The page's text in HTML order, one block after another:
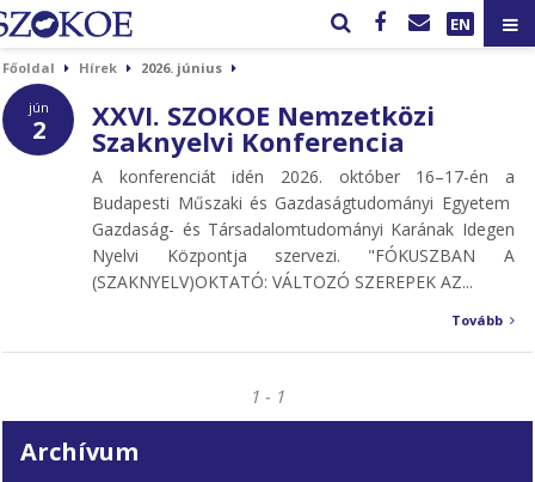
EN
Főoldal Hírek 2026. június
jún
2 XXVI. SZOKOE Nemzetközi
Szaknyelvi Konferencia
A konferenciát idén 2026. október 16–17-én a
Budapesti Műszaki és Gazdaságtudományi Egyetem
Gazdaság- és Társadalomtudományi Karának Idegen
Nyelvi Központja szervezi. "FÓKUSZBAN A
(SZAKNYELV)OKTATÓ: VÁLTOZÓ SZEREPEK AZ...
Tovább
1 - 1
Archívum